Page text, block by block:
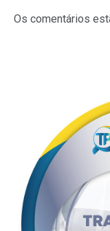
Os comentários